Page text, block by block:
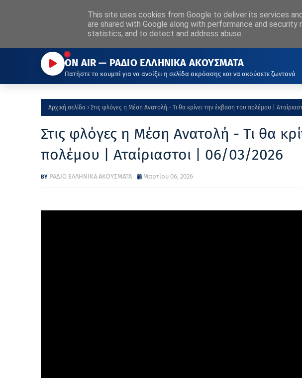
ΕΛΛΗΝΙΚΑΑΚΟΥΣΜΑΤΑ
Η ΦΩΝΗ ΠΟΥ ΜΑΣ ΕΝΩΝΕΙ
ΑΡΧΙΚΗ ΑΚΟΥΣΤΕ ΖΩΝΤΑΝΑ
ON AIR — ΡΑΔΙΟ ΕΛΛΗΝΙΚΑ ΑΚΟΥΣΜΑΤΑ
Πατήστε το κουμπί για να ανοίξει η σελίδα ακρόασης και να ακούσετε ζωντανά
Αρχική σελίδα Στις φλόγες η Μέση Ανατολή - Τι θα κρίνει την έκβαση του πολέμου |
Στις φλόγες η Μέση Ανατολή - Τι θα
πολέμου | Αταίριαστοι | 06/03/2026
ΡΑΔΙΟ ΕΛΛΗΝΙΚΑ ΑΚΟΥΣΜΑΤΑ Μαρτίου 06, 2026
This site uses cookies from Google to deliver its services
are shared with Google along with performance and
statistics, and to detect and address abuse.